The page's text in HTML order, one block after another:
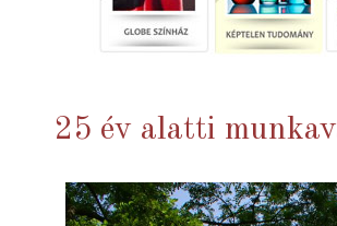
25 év alatti